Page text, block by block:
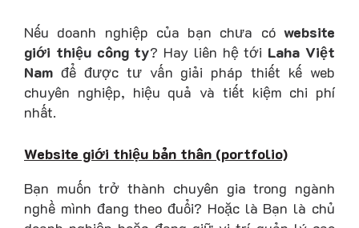
Nếu doanh nghiệp của bạn chưa có website
giới thiệu công ty? Hay liên hệ tới Laha Việt
Nam để được tư vấn giải pháp thiết kế web
chuyên nghiệp, hiệu quả và tiết kiệm chi phí
nhất.
Website giới thiệu bản thân (portfolio)
Bạn muốn trở thành chuyên gia trong ngành
nghề mình đang theo đuổi? Hoặc là Bạn là chủ